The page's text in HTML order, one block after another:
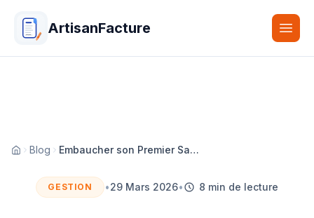
ArtisanFacture
Accueil
Blog Embaucher son Premier Salarié Peintre : Guide 2026
GESTION •29 Mars 2026• 8 min de lecture